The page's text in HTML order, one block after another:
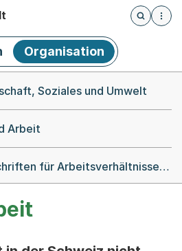
Öffnet
Organisation
Soziales und Umwelt
Arbeit
Informationen & Vorschriften für Arbeitsverhältnisse & Unternehmen